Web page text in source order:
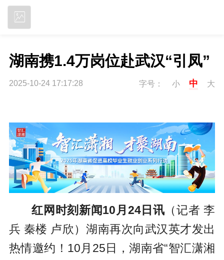
湖南携1.4万岗位赴武汉“引凤”
2025-10-24 17:17:28 字号： 小 中 大
红网时刻新闻10月24日讯 （记者 李
兵 秦楼 卢欣）湖南再次向武汉英才发出
热情邀约！10月25日，湖南省“智汇潇湘